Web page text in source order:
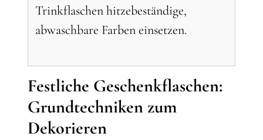
Trinkflaschen hitzebeständige,
abwaschbare Farben einsetzen.
Festliche Geschenkflaschen:
Grundtechniken zum
Dekorieren